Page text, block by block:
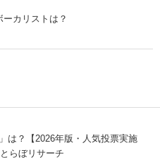
カリストは？
は？【2026年版・人気投票実施
らぼリサーチ